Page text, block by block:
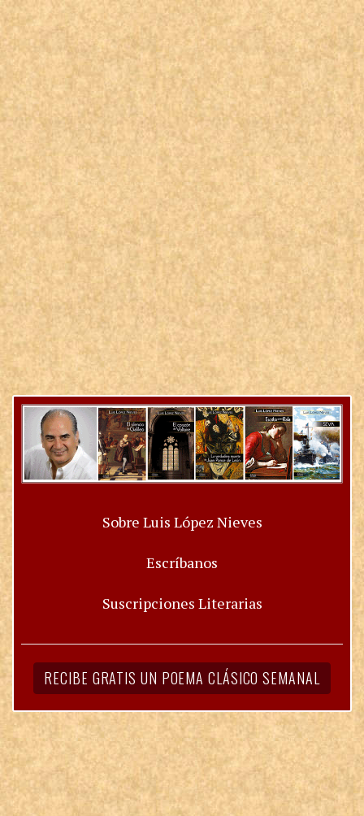
Sobre Luis López Nieves
Escríbanos
Suscripciones Literarias
RECIBE GRATIS UN POEMA CLÁSICO SEMANAL